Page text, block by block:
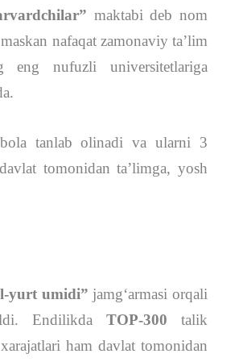
maktabi deb nom
nafaqat zamonaviy ta’lim
nufuzli universitetlariga
tanlab olinadi va ularni 3
tomonidan ta’limga, yosh
yurt umidi” jamg‘armasi orqali
Endilikda TOP-300 talik
ham davlat tomonidan